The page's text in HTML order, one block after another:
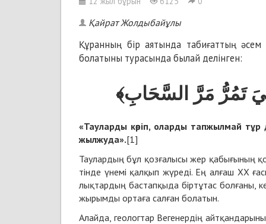
Қайрат Жолдыбайұлы
Құ­ран­ның бір ая­тын­да та­би­ғат­тың
болаты­ны ту­ра­сын­да бы­лай де­лін­ген:
تَمُرُّ مَرَّ السَّحَابِ﴾
«Тау­лар­ды кө­ріп, олар­ды тап­жыл­май тұр
жыл­жу­да».[1]
Тау­лар­дың бұл қоз­ға­лы­сы жер қа­бы­ғы­ның
тін­де үне­мі қал­қып жү­ре­ді. Ең ал­ғаш ХХ
лық­тар­дың бас­тап­қы­да бір­тұ­тас бол­ға­ны,
жы­рым­ды ор­та­ға сал­ған бо­ла­тын.
Алай­да, гео­лог­тар Ве­ге­нер­дің